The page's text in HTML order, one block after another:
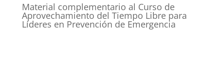
Material complementario al Curso de
Aprovechamiento del Tiempo Libre para
Líderes en Prevención de Emergencia